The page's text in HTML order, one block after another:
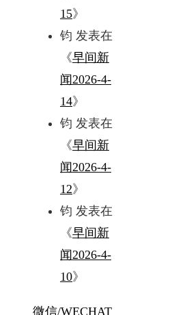
15》
钧 发表在
《早间新
闻2026-4-
14》
钧 发表在
《早间新
闻2026-4-
12》
钧 发表在
《早间新
闻2026-4-
10》
微信/WECHAT